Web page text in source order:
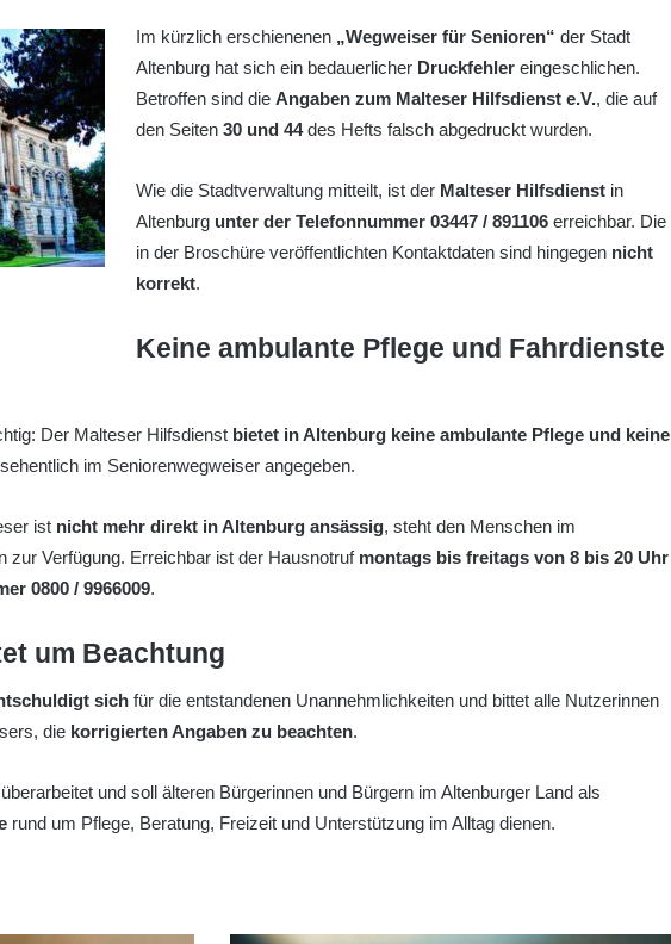
Im kürzlich erschienenen „Wegweiser für Senioren“ der Stadt
Altenburg hat sich ein bedauerlicher Druckfehler eingeschlichen.
Betroffen sind dieAngaben zum Malteser Hilfsdienst e.V., die auf
den Seiten30 und 44des Hefts falsch abgedruckt wurden.
Wie die Stadtverwaltung mitteilt, ist der Malteser Hilfsdienst in
Altenburg unter der Telefonnummer 03447 / 891106 erreichbar. Die
in der Broschüre veröffentlichten Kontaktdaten sind hingegen nicht
korrekt.
Keine ambulante Pflege und Fahrdienste
Der Malteser Hilfsdienst bietet in Altenburg keine ambulante Pflege und keine
im Seniorenwegweiser angegeben.
ist nicht mehr direkt in Altenburg ansässig, steht den Menschen im
zur Verfügung. Erreichbar ist der Hausnotruf montags bis freitags von 8 bis 20 Uhr
0800 / 9966009.
um Beachtung
sich für die entstandenen Unannehmlichkeiten und bittet alle Nutzerinnen
die korrigierten Angaben zu beachten.
und soll älteren Bürgerinnen und Bürgern im Altenburger Land als
rund um Pflege, Beratung, Freizeit und Unterstützung im Alltag dienen.